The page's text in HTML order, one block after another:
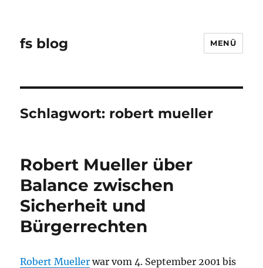
fs blog MENÜ
Schlagwort: robert mueller
Robert Mueller über
Balance zwischen
Sicherheit und
Bürgerrechten
Robert Mueller war vom 4. September 2001 bis